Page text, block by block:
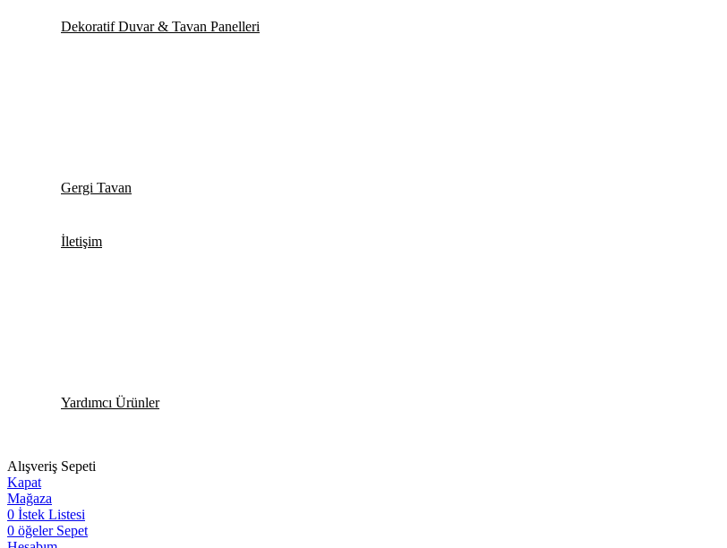
Dekoratif Duvar & Tavan Panelleri
Gergi Tavan
İletişim
Yardımcı Ürünler
Alışveriş Sepeti
Kapat
Mağaza
0 İstek Listesi
0 öğeler Sepet